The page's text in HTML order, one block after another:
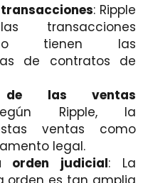
: Ripple
transacciones
no tienen las
de contratos de
de las ventas
Ripple, la
ventas como
legal.
orden judicial: La